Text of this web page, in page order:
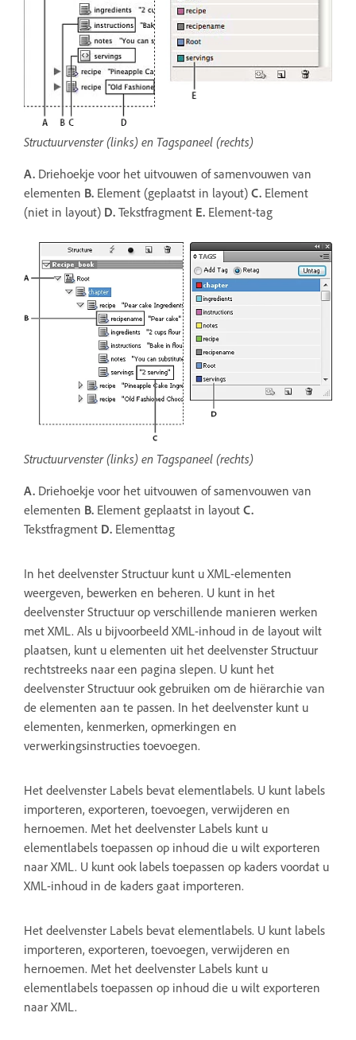
Structuurvenster (links) en Tagspaneel (rechts)
A. Driehoekje voor het uitvouwen of samenvouwen van
elementen B. Element (geplaatst in layout) C. Element
(niet in layout) D. Tekstfragment E. Element-tag
Structuurvenster (links) en Tagspaneel (rechts)
A. Driehoekje voor het uitvouwen of samenvouwen van
elementen B. Element geplaatst in layout C.
Tekstfragment D. Elementtag
In het deelvenster Structuur kunt u XML-elementen
weergeven, bewerken en beheren. U kunt in het
deelvenster Structuur op verschillende manieren werken
met XML. Als u bijvoorbeeld XML-inhoud in de layout wilt
plaatsen, kunt u elementen uit het deelvenster Structuur
rechtstreeks naar een pagina slepen. U kunt het
deelvenster Structuur ook gebruiken om de hiërarchie van
de elementen aan te passen. In het deelvenster kunt u
elementen, kenmerken, opmerkingen en
verwerkingsinstructies toevoegen.
Het deelvenster Labels bevat elementlabels. U kunt labels
importeren, exporteren, toevoegen, verwijderen en
hernoemen. Met het deelvenster Labels kunt u
elementlabels toepassen op inhoud die u wilt exporteren
naar XML. U kunt ook labels toepassen op kaders voordat u
XML-inhoud in de kaders gaat importeren.
Het deelvenster Labels bevat elementlabels. U kunt labels
importeren, exporteren, toevoegen, verwijderen en
hernoemen. Met het deelvenster Labels kunt u
elementlabels toepassen op inhoud die u wilt exporteren
naar XML.